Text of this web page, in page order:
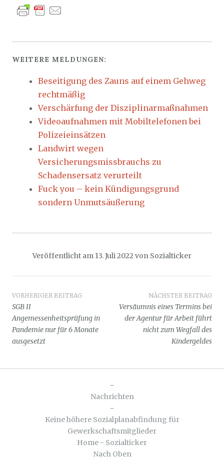
WEITERE MELDUNGEN:
Beseitigung des Zauns auf einem Gehweg
rechtmäßig
Verschärfung der Disziplinarmaßnahmen
Videoaufnahmen mit Mobiltelefonen bei
Polizeieinsätzen
Landwirt wegen
Versicherungsmissbrauchs zu
Schadensersatz verurteilt
Fuck you – kein Kündigungsgrund
sondern Unmutsäußerung
Veröffentlicht am 13. Juli 2022 von Sozialticker
Beitragsnavigation
VORHERIGER BEITRAG
SGB II
Angemessenheitsprüfung in
Pandemie nur für 6 Monate
ausgesetzt
NÄCHSTER BEITRAG
Versäumnis eines Termins bei
der Agentur für Arbeit führt
nicht zum Wegfall des
Kindergeldes
-
Nachrichten
-
Keine höhere Sozialplanabfindung für
Gewerkschaftsmitglieder
Home - Sozialticker
Nach Oben